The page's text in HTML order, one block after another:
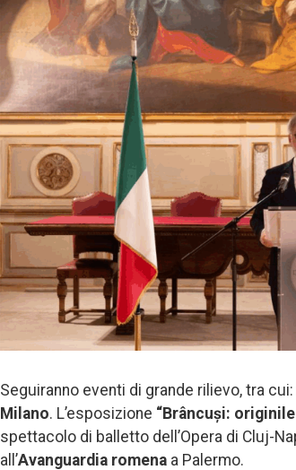
Seguiranno eventi di grande rilievo, tra
Milano. L’esposizione “Brâncuși:
spettacolo di balletto dell’Opera di Cluj-
all’Avanguardia romena a Palermo.